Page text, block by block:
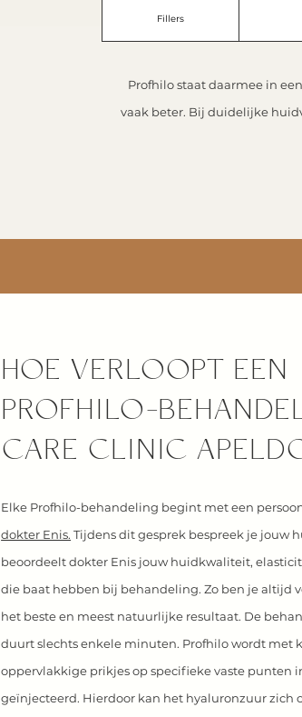
Fillers
Profhilo staat daarmee in
vaak beter. Bij duidelijke
HOE VERLOOPT EEN
PROFHILO-
CARE CLINIC
Elke Profhilo-behandeling begint met een
dokter Enis. Tijdens dit gesprek bespreek je jouw
beoordeelt dokter Enis jouw huidkwaliteit,
die baat hebben bij behandeling. Zo ben je altijd
het beste en meest natuurlijke resultaat. De
duurt slechts enkele minuten. Profhilo wordt met
oppervlakkige prikjes op specifieke vaste punten
geïnjecteerd. Hierdoor kan het hyaluronzuur zich